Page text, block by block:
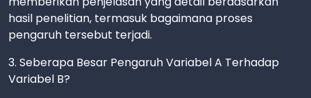
hasil penelitian, termasuk bagaimana proses
pengaruh tersebut terjadi.
3. Seberapa Besar Pengaruh Variabel A Terhadap
Variabel B?